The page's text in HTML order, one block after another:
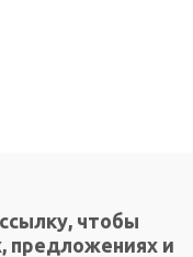
чтобы
предложениях и